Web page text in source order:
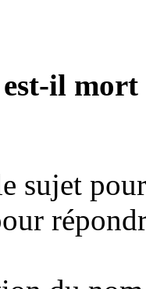
il mort
sujet